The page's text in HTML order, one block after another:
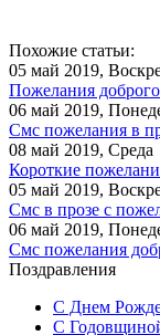
Похожие статьи:
05 май 2019,
Пожелания
06 май 2019,
Смс пожелания в
08 май 2019, Среда
Короткие
05 май 2019,
Смс в прозе с
06 май 2019,
Смс пожелания
Поздравления
С Днем
С